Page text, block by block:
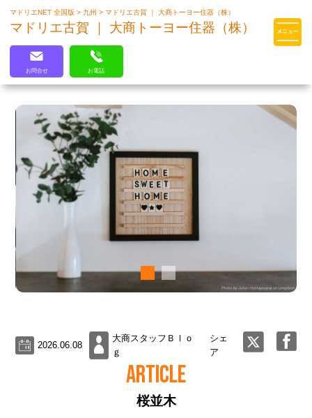
マドリエはLIXILの厳しい基準を
クリアした住まいのプロ集団です
マドリエNET 全国版> 九州>マドリエ古賀 ｜ 大商トーヨー住器（株）
マドリエ古賀 ｜ 大商トーヨー住器（株）
お問合せ お電話
2026.06.08
大商スタッフＢｌｏ
ｇ
シェ
ア
ARTICLE
桜並木